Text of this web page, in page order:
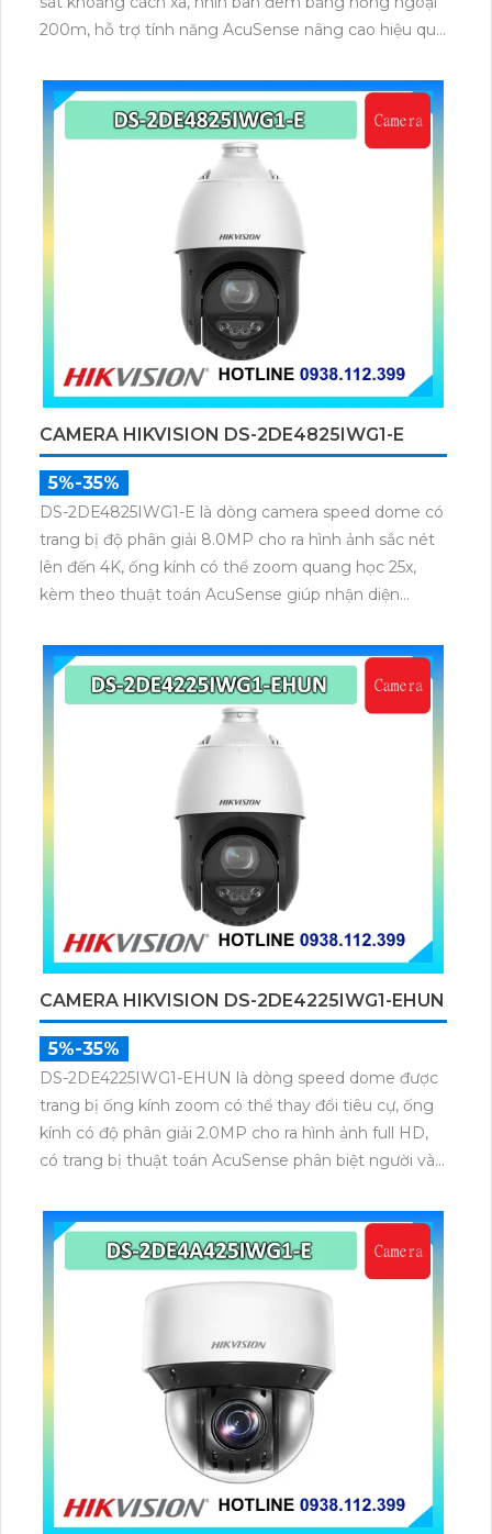
200m, hỗ trợ tính năng AcuSense nâng cao hiệu quả
nghệ Self-learning
CAMERA HIKVISION DS-2DE4825IWG1-E
5%-35%
DS-2DE4825IWG1-E là dòng camera speed dome có
trang bị độ phân giải 8.0MP cho ra hình ảnh sắc nét
lên đến 4K, ống kính có thể zoom quang học 25x,
kèm theo thuật toán AcuSense giúp nhận diện
ngoại tầm xa lên đến 100m.
CAMERA HIKVISION DS-2DE4225IWG1-EHUN
5%-35%
DS-2DE4225IWG1-EHUN là dòng speed dome được
trang bị ống kính zoom có thể thay đổi tiêu cự, ống
kính có độ phân giải 2.0MP cho ra hình ảnh full HD,
có trang bị thuật toán AcuSense phân biệt người và
chiều, nhìn ban đêm bằng hồng ngoại 100m.